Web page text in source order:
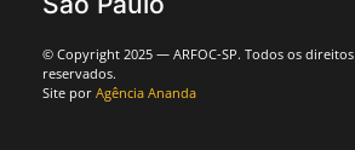
© Copyright 2025 — ARFOC-SP. Todos os direitos
reservados.
Site por Agência Ananda